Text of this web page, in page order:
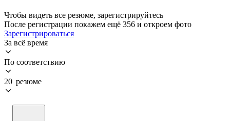
Чтобы видеть все резюме, зарегистрируйтесь
После регистрации покажем ещё 356 и откроем фото
Зарегистрироваться
За всё время
По соответствию
20 резюме